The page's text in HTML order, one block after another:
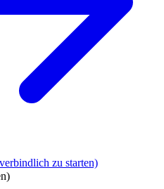
zu starten)